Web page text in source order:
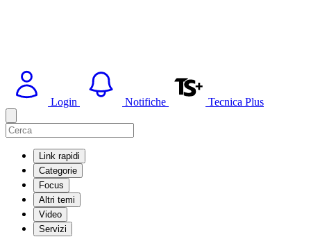
Login Notifiche Tecnica Plus
Link rapidi
Categorie
Focus
Altri temi
Video
Servizi